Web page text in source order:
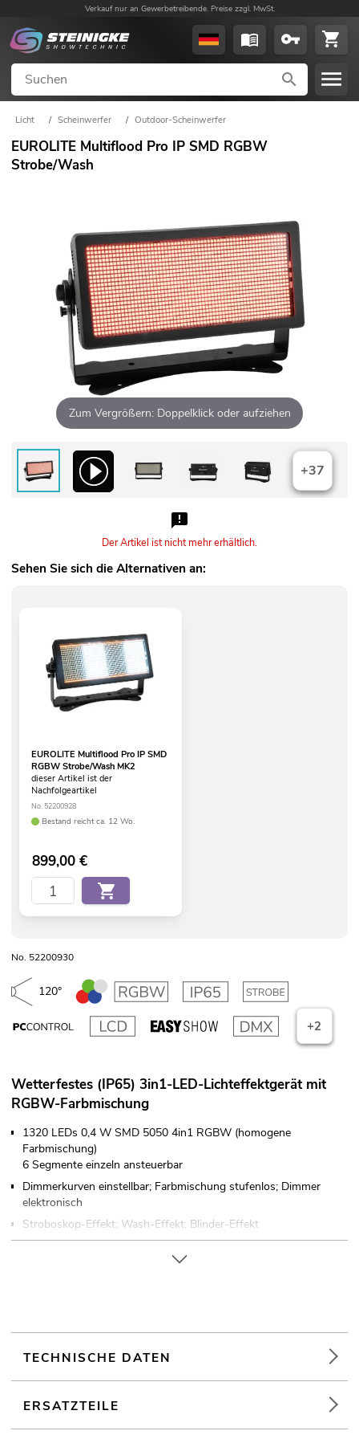
Verkauf nur an Gewerbetreibende. Preise zzgl. MwSt.
Licht / Scheinwerfer / Outdoor-Scheinwerfer
EUROLITE Multiflood Pro IP SMD RGBW
Strobe/Wash
Zum Vergrößern: Doppelklick oder aufziehen
+37
Der Artikel ist nicht mehr erhältlich.
Sehen Sie sich die Alternativen an:
EUROLITE Multiflood Pro IP SMD
RGBW Strobe/Wash MK2
dieser Artikel ist der
Nachfolgeartikel
No. 52200928
Bestand reicht ca. 12 Wo.
899,00€
No. 52200930
120°
+2
Wetterfestes (IP65) 3in1-LED-Lichteffektgerät mit
RGBW-Farbmischung
1320 LEDs 0,4 W SMD 5050 4in1 RGBW (homogene
Farbmischung)
6 Segmente einzeln ansteuerbar
Dimmerkurven einstellbar; Farbmischung stufenlos; Dimmer
elektronisch
Stroboskop-Effekt; Wash-Effekt; Blinder-Effekt
36 integrierte Showprogramme
Direkte Farbwahl für 16 voreingestellte Farben
Ansteuerbar über Stand-alone; DMX
Mit Montagebügel; mit Omega-Bügel
Für den Außenbereich geeignet IP65
TECHNISCHE DATEN
ERSATZTEILE